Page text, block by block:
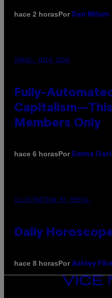
hace 2 horasPor Dan Milam
IMAGE: NICK DOVE
Fully-
Members Only
hace 6 horasPor Emma
ILLUSTRATION BY REESA.
Daily
hace 8 horasPor Ashley
VICE
MEDIA